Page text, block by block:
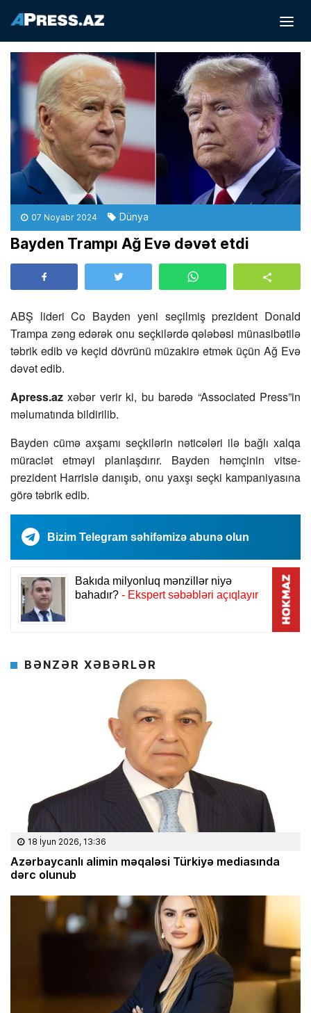
07 Noyabr 2024 Dünya
Bayden Trampı Ağ Evə dəvət etdi
ABŞ lideri Co Bayden yeni seçilmiş prezident Donald
Trampa zəng edərək onu seçkilərdə qələbəsi münasibətilə
təbrik edib və keçid dövrünü müzakirə etmək üçün Ağ Evə
dəvət edib.
Apress.az xəbər verir ki, bu barədə “Associated Press”in
məlumatında bildirilib.
Bayden cümə axşamı seçkilərin nəticələri ilə bağlı xalqa
müraciət etməyi planlaşdırır. Bayden həmçinin vitse-
prezident Harrislə danışıb, onu yaxşı seçki kampaniyasına
görə təbrik edib.
Bizim Telegram səhifəmizə abunə olun
BƏNZƏR XƏBƏRLƏR
18 İyun 2026, 13:36
Azərbaycanlı alimin məqaləsi Türkiyə mediasında
dərc olunub